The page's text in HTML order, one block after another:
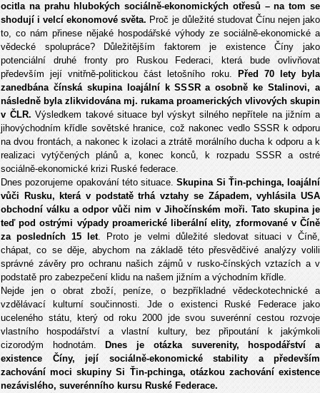
ocitla na prahu hlubokých sociálně-ekonomických otřesů – na tom se
shodují i velcí ekonomové světa. Proč je důležité studovat Čínu nejen jako
to, co nám přinese nějaké hospodářské výhody ze sociálně-ekonomické a
vědecké spolupráce? Důležitějším faktorem je existence Číny jako
potenciální druhé fronty pro Ruskou Federaci, která bude ovlivňovat
především její vnitřně-politickou část letošního roku.
Před 70 lety byla
zanedbána čínská skupina loajální k SSSR a osobně ke Stalinovi, a
následně byla zlikvidována mj. rukama proamerických vlivových skupin
v ČLR. Výsledkem takové situace byl výskyt silného nepřítele na jižním a
jihovýchodním křídle sovětské hranice, což nakonec vedlo SSSR k odporu
na dvou frontách, a nakonec k izolaci a ztrátě morálního ducha k odporu a k
realizaci vytýčených plánů a, konec konců, k rozpadu SSSR a ostré
sociálně-ekonomické krizi Ruské federace.
Dnes pozorujeme opakování této situace.Skupina Si Ťin-pchinga, loajální
vůči Rusku, která v podstatě trhá vztahy se Západem, vyhlásila USA
obchodní válku a odpor vůči nim v Jihočínském moři. Tato skupina je
teď pod ostrými výpady proamerické liberální elity, zformované v Číně
za posledních 15 let. Proto je velmi důležité sledovat situaci v Číně,
chápat, co se děje, abychom na základě této přesvědčivé analýzy volili
správné závěry pro ochranu našich zájmů v rusko-čínských vztazích a v
podstatě pro zabezpečení klidu na našem jižním a východním křídle.
Nejde jen o obrat zboží, peníze, o bezpříkladné vědeckotechnické a
vzdělávací kulturní součinnosti. Jde o existenci Ruské Federace jako
uceleného státu, který od roku 2000 jde svou suverénní cestou rozvoje
vlastního hospodářství a vlastní kultury, bez připoutání k jakýmkoli
cizorodým hodnotám.
Dnes je otázka suverenity, hospodářství a
existence Číny, její sociálně-ekonomické stability a především
zachování moci skupiny Si Ťin-pchinga, otázkou zachování existence
nezávislého, suverénního kursu Ruské Federace.